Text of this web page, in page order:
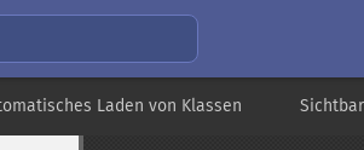
Laden von Klassen